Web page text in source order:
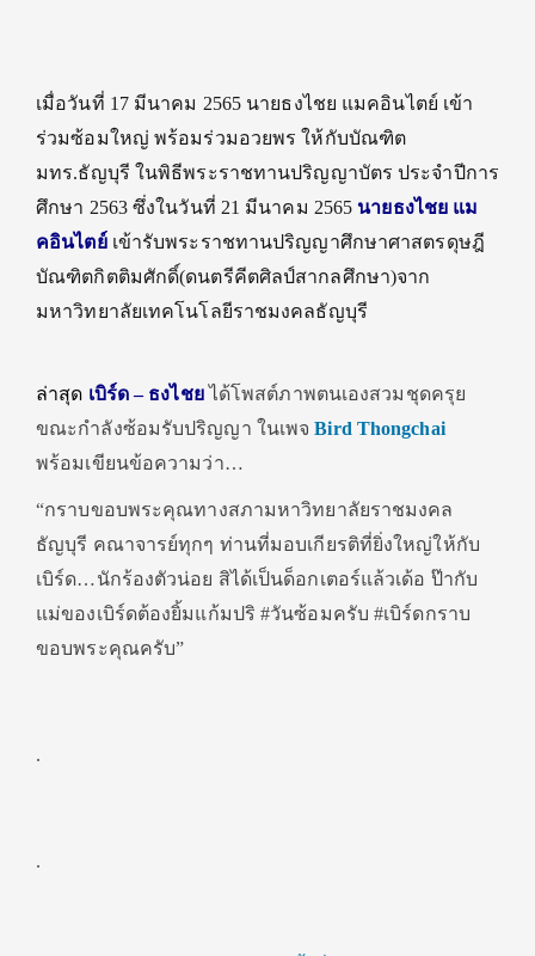
เมื่อวันที่ 17 มีนาคม 2565 นายธงไชย แมคอินไตย์ เข้า
ร่วมซ้อมใหญ่ พร้อมร่วมอวยพร ให้กับบัณฑิต
มทร.ธัญบุรี ในพิธีพระราชทานปริญญาบัตร ประจำปีการ
ศึกษา 2563 ซึ่งในวันที่ 21 มีนาคม 2565 นายธงไชย แม
คอินไตย์ เข้ารับพระราชทานปริญญาศึกษาศาสตรดุษฎี
บัณฑิตกิตติมศักดิ์(ดนตรีคีตศิลป์สากลศึกษา)จาก
มหาวิทยาลัยเทคโนโลยีราชมงคลธัญบุรี
ล่าสุด เบิร์ด – ธงไชย ได้โพสต์ภาพตนเองสวมชุดครุย
ขณะกำลังซ้อมรับปริญญา ในเพจBird Thongchai
พร้อมเขียนข้อความว่า…
“กราบขอบพระคุณทางสภามหาวิทยาลัยราชมงคล
ธัญบุรี คณาจารย์ทุกๆ ท่านที่มอบเกียรติที่ยิ่งใหญ่ให้กับ
เบิร์ด…นักร้องตัวน่อย สิได้เป็นด็อกเตอร์แล้วเด้อ ป๊ากับ
แม่ของเบิร์ดต้องยิ้มแก้มปริ #วันซ้อมครับ #เบิร์ดกราบ
ขอบพระคุณครับ”
.
.